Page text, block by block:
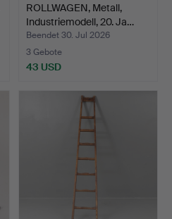
ROLLWAGEN, Metall,
Industriemodell, 20. Ja…
Beendet 30. Jul 2026
3 Gebote
43 USD